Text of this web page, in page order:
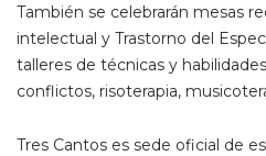
También se celebrarán mesas
intelectual y Trastorno del
talleres de técnicas y
conflictos, risoterapia,
Tres Cantos es sede oficial de